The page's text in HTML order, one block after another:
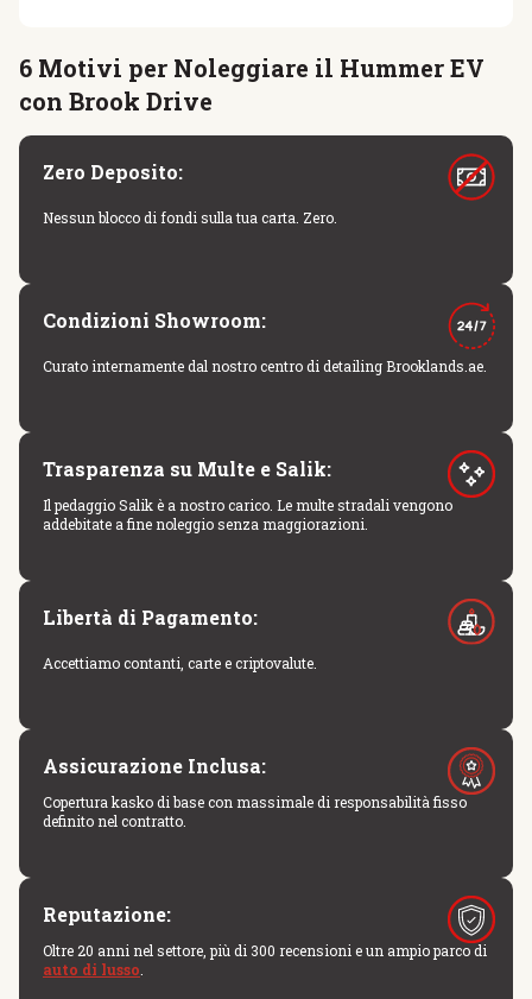
6 Motivi per Noleggiare il Hummer EV
con Brook Drive
Zero Deposito:
Nessun blocco di fondi sulla tua carta. Zero.
Condizioni Showroom:
Curato internamente dal nostro centro di detailing Brooklands.ae.
Trasparenza su Multe e Salik:
Il pedaggio Salik è a nostro carico. Le multe stradali vengono
addebitate a fine noleggio senza maggiorazioni.
Libertà di Pagamento:
Accettiamo contanti, carte e criptovalute.
Assicurazione Inclusa:
Copertura kasko di base con massimale di responsabilità fisso
definito nel contratto.
Reputazione:
Oltre 20 anni nel settore, più di 300 recensioni e un ampio parco di
auto di lusso